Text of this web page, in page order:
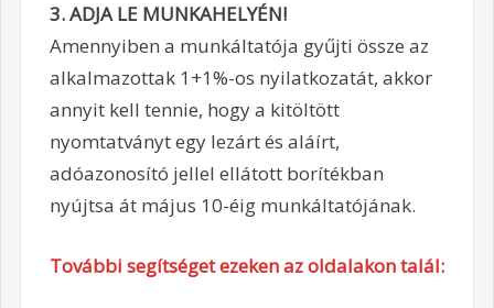
3. ADJA LE MUNKAHELYÉN!
Amennyiben a munkáltatója gyűjti össze az
alkalmazottak 1+1%-os nyilatkozatát, akkor
annyit kell tennie, hogy a kitöltött
nyomtatványt egy lezárt és aláírt,
adóazonosító jellel ellátott borítékban
nyújtsa át május 10-éig munkáltatójának.
További segítséget ezeken az oldalakon talál: